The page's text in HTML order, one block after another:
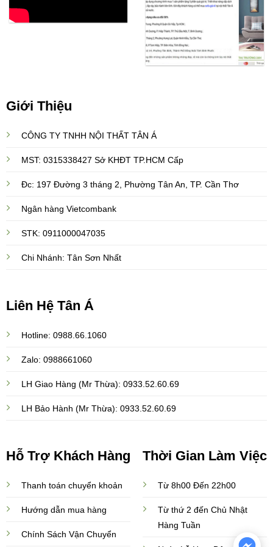
Giới Thiệu
CÔNG TY TNHH NỘI THẤT TÂN Á
MST: 0315338427 Sở KHĐT TP.HCM Cấp
Đc: 197 Đường 3 tháng 2, Phường Tân An, TP. Cần Thơ
Ngân hàng Vietcombank
STK: 0911000047035
Chi Nhánh: Tân Sơn Nhất
Liên Hệ Tân Á
Hotline: 0988.66.1060
Zalo: 0988661060
LH Giao Hàng (Mr Thừa): 0933.52.60.69
LH Bảo Hành (Mr Thừa): 0933.52.60.69
Hỗ Trợ Khách Hàng
Thanh toán chuyển khoản
Hướng dẫn mua hàng
Chính Sách Vận Chuyển
Thời Gian Làm Việc
Từ 8h00 Đến 22h00
Từ thứ 2 đến Chủ Nhật
Hàng Tuần